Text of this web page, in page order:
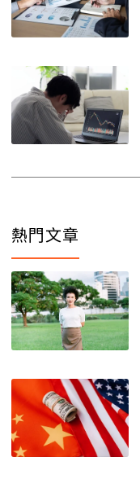
熱門文章